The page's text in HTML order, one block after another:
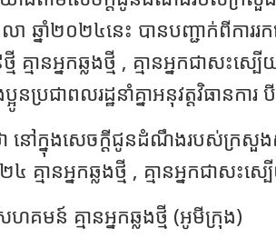
លា​​​ ឆ្នាំ២០២៤នេះ​ បានបញ្ជាក់ពីការ
គ្មានអ្នកឆ្លងថ្មី​​ ,​ គ្មានអ្នកជាសះស្
ន​ប្រជាពលរដ្ឋ​នាំគ្នា​អនុវត្ត​វិធានការ​
នៅក្នុង​សេចក្ដីជូនដំណឹងរបស់ក្រសួង
៤​ គ្មានអ្នកឆ្លងថ្មី​​ ,​ គ្មានអ្នកជាសះស្
គមន៍​ គ្មានអ្នកឆ្លងថ្មី​​ (អូមីក្រុង)